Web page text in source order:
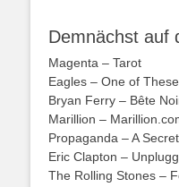
Demnächst auf
Magenta – Tarot
Eagles – One of
Bryan Ferry – Bête
Marillion –
Propaganda – A
Eric Clapton –
The Rolling Stones –